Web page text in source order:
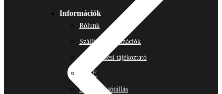
Információk
Rólunk
Szállítási információk
Adatkezelési tájékoztató
ÁSZF
Garancia, jótállás